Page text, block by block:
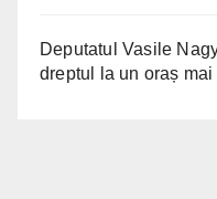
Deputatul Vasile
dreptul la un oraș